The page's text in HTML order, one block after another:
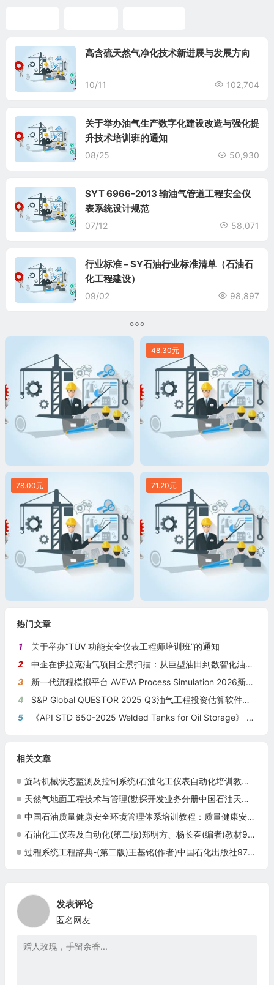
高含硫天然气净化技术新进展与发展方向
10/11 102,704
关于举办油气生产数字化建设改造与强化提
升技术培训班的通知
08/25 50,930
SYT 6966-2013 输油气管道工程安全仪
表系统设计规范
07/12 58,071
行业标准 – SY石油行业标准清单（石油石
化工程建设）
09/02 98,897
48.30元
78.00元 71.20元
热门文章
1
关于举办“TÜV 功能安全仪表工程师培训班”的通知
2
中企在伊拉克油气项目全景扫描：从巨型油田到数智化油田的系统性布局
3
新一代流程模拟平台 AVEVA Process Simulation 2026新版本发布
4
S&P Global QUE$TOR 2025 Q3油气工程投资估算软件新版本发布
5
《API STD 650-2025 Welded Tanks for Oil Storage》 《钢制焊接储油罐》（中英文对照版）
相关文章
旋转机械状态监测及控制系统(石油化工仪表自动化培训教材)9787511400543中国石化出版社
天然气地面工程技术与管理(勘探开发业务分册中国石油天然气集团公司统编培训教材)
中国石油质量健康安全环境管理体系培训教程：质量健康安全环境管理体系实践与案例王光军石油工业出版社9
石油化工仪表及自动化(第二版)郑明方、杨长春(编者)教材9787511428004中国石化出版社
过程系统工程辞典-(第二版)王基铭(作者)中国石化出版社9787511411730
发表评论
匿名网友